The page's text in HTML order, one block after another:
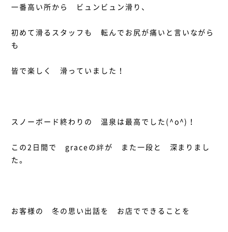
一番高い所から ビュンビュン滑り、
初めて滑るスタッフも 転んでお尻が痛いと言いながら
も
皆で楽しく 滑っていました！
スノーボード終わりの 温泉は最高でした(^o^)！
この2日間で graceの絆が また一段と 深まりまし
た。
お客様の 冬の思い出話を お店でできることを